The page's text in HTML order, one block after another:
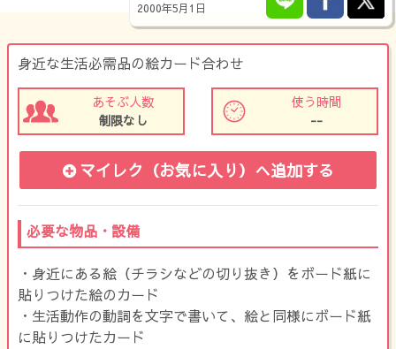
2000年5月1日
身近な生活必需品の絵カード合わせ
あそぶ人数
制限なし
使う時間
--
マイレク（お気に入り） へ追加する
必要な物品・設備
・身近にある絵（チラシなどの切り抜き）をボード紙に
貼りつけた絵のカード
・生活動作の動詞を文字で書いて、絵と同様にボード紙
に貼りつけたカード